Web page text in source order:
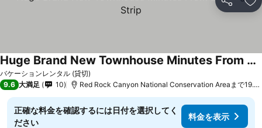
シェア お
バケーションレンタル (貸切)
Huge Brand New Townhouse Minutes From Las Vegas Strip
9.6 大満足 10 Red Rock Canyon National Conservation Areaまで19.7 km
正確な料金を確認するには日付を選択してく
ださい
料金を表示